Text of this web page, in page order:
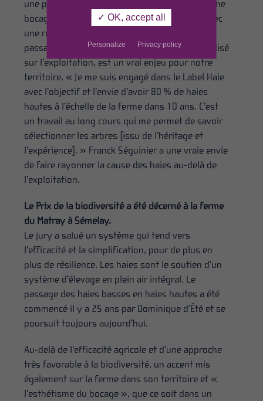
une place de plus en plus importante au système
bocager et ses produits dans l’exploitation, avec
une réflexion poussée de plus en plus loin. Le
passage des haies basses en haies hautes, réalisé
sur l’exploitation, est un vrai enjeu pour notre
territoire. « Je me suis engagé dans le Label Haie
avec l’objectif et l’envie d’avoir 80 % de haies
hautes à l’échelle de la ferme dans 10 ans. C’est
un travail au long cours qui me permet de savoir
sélectionner les arbres [issu de l’héritage et
l’expérience]. » Franck Séguinier a une vraie envie
de faire rayonner la cause des haies au-delà de
l’exploitation.
Le Prix de la biodiversité a été décerné à la ferme
du Matray à Sémelay.
Le jury a salué un système qui tend vers
l’efficacité et la simplification, pour de plus en
plus de résilience. Les haies sont le soutien d’un
système d’élevage en plein air intégral. Le
passage des haies basses en haies hautes a été
commencé il y a 25 ans par Dominique d’Été et se
poursuit toujours aujourd’hui.
Au-delà de l’efficacité agricole et d’une approche
très favorable à la biodiversité, un accent mis
également sur la ferme dans son territoire et «
l’esthétisme du bocage », que ce soit dans un
✓ OK, accept all
Personalize Privacy policy